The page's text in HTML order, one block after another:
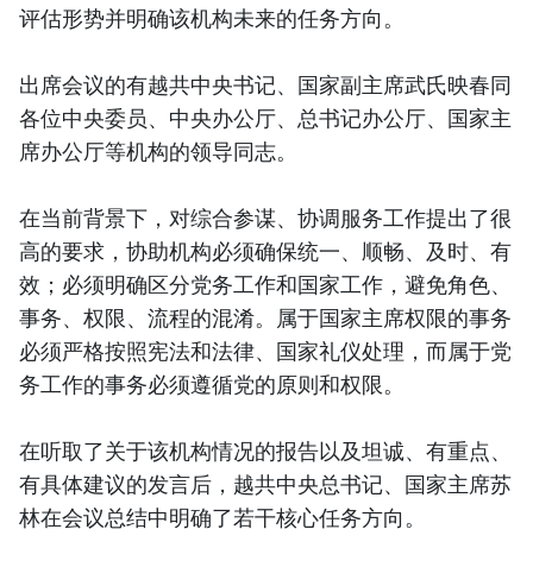
评估形势并明确该机构未来的任务方向。
出席会议的有越共中央书记、国家副主席武氏映春同
各位中央委员、中央办公厅、总书记办公厅、国家主
席办公厅等机构的领导同志。
在当前背景下，对综合参谋、协调服务工作提出了很
高的要求，协助机构必须确保统一、顺畅、及时、有
效；必须明确区分党务工作和国家工作，避免角色、
事务、权限、流程的混淆。属于国家主席权限的事务
必须严格按照宪法和法律、国家礼仪处理，而属于党
务工作的事务必须遵循党的原则和权限。
在听取了关于该机构情况的报告以及坦诚、有重点、
有具体建议的发言后，越共中央总书记、国家主席苏
林在会议总结中明确了若干核心任务方向。